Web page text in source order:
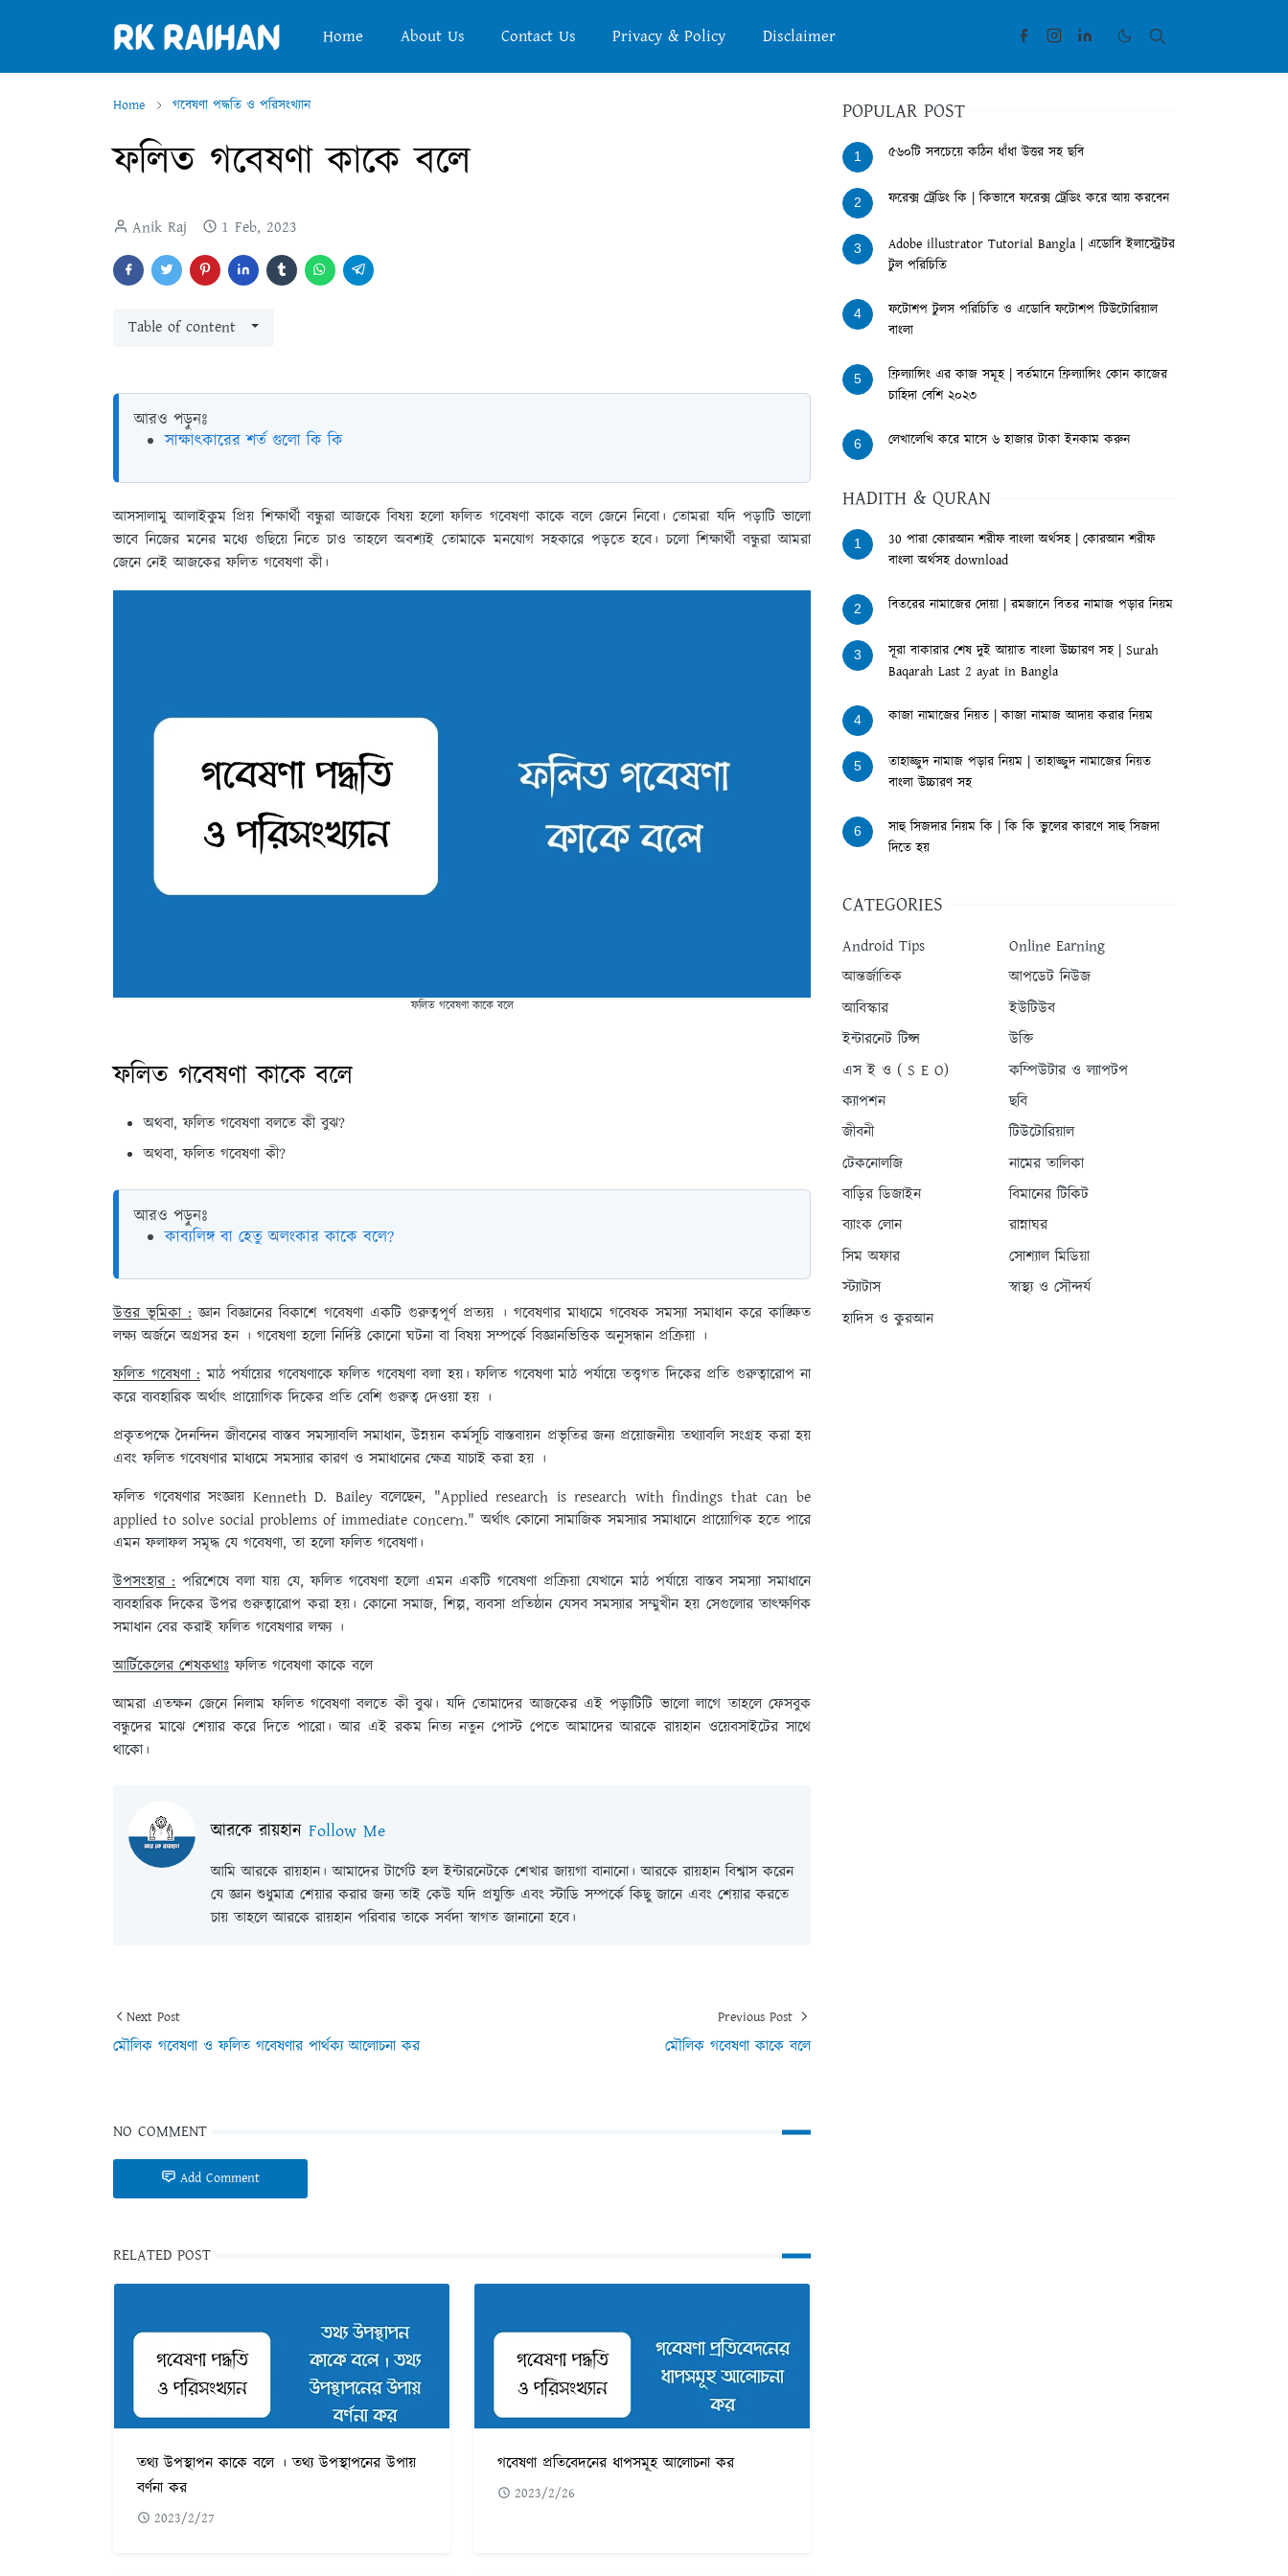
Home About Us Contact Us Privacy & Policy Disclaimer
Home গবেষণা পদ্ধতি ও পরিসংখ্যান
ফলিত গবেষণা কাকে বলে
Anik Raj 1 Feb, 2023
Table of content
আরও পড়ুনঃ
সাক্ষাৎকারের শর্ত গুলো কি কি
আসসালামু আলাইকুম প্রিয় শিক্ষার্থী বন্ধুরা আজকে বিষয় হলো ফলিত গবেষণা কাকে বলে জেনে নিবো। তোমরা যদি পড়াটি ভালো
ভাবে নিজের মনের মধ্যে গুছিয়ে নিতে চাও তাহলে অবশ্যই তোমাকে মনযোগ সহকারে পড়তে হবে। চলো শিক্ষার্থী বন্ধুরা আমরা
জেনে নেই আজকের ফলিত গবেষণা কী।
ফলিত গবেষণা কাকে বলে
ফলিত গবেষণা কাকে বলে
অথবা, ফলিত গবেষণা বলতে কী বুঝ?
অথবা, ফলিত গবেষণা কী?
আরও পড়ুনঃ
কাব্যলিঙ্গ বা হেতু অলংকার কাকে বলে?
উত্তর ভূমিকা : জ্ঞান বিজ্ঞানের বিকাশে গবেষণা একটি গুরুত্বপূর্ণ প্রত্যয় । গবেষণার মাধ্যমে গবেষক সমস্যা সমাধান করে কাঙ্ক্ষিত
লক্ষ্য অর্জনে অগ্রসর হন । গবেষণা হলো নির্দিষ্ট কোনো ঘটনা বা বিষয় সম্পর্কে বিজ্ঞানভিত্তিক অনুসন্ধান প্রক্রিয়া ।
ফলিত গবেষণা : মাঠ পর্যায়ের গবেষণাকে ফলিত গবেষণা বলা হয়। ফলিত গবেষণা মাঠ পর্যায়ে তত্ত্বগত দিকের প্রতি গুরুত্বারোপ না
করে ব্যবহারিক অর্থাৎ প্রায়োগিক দিকের প্রতি বেশি গুরুত্ব দেওয়া হয় ।
প্রকৃতপক্ষে দৈনন্দিন জীবনের বাস্তব সমস্যাবলি সমাধান, উন্নয়ন কর্মসূচি বাস্তবায়ন প্রভৃতির জন্য প্রয়োজনীয় তথ্যাবলি সংগ্রহ করা হয়
এবং ফলিত গবেষণার মাধ্যমে সমস্যার কারণ ও সমাধানের ক্ষেত্র যাচাই করা হয় ।
ফলিত গবেষণার সংজ্ঞায় Kenneth D. Bailey বলেছেন, "Applied research is research with findings that can be
applied to solve social problems of immediate concern." অর্থাৎ কোনো সামাজিক সমস্যার সমাধানে প্রায়োগিক হতে পারে
এমন ফলাফল সমৃদ্ধ যে গবেষণা, তা হলো ফলিত গবেষণা।
উপসংহার :পরিশেষে বলা যায় যে, ফলিত গবেষণা হলো এমন একটি গবেষণা প্রক্রিয়া যেখানে মাঠ পর্যায়ে বাস্তব সমস্যা সমাধানে
ব্যবহারিক দিকের উপর গুরুত্বারোপ করা হয়। কোনো সমাজ, শিল্প, ব্যবসা প্রতিষ্ঠান যেসব সমস্যার সম্মুখীন হয় সেগুলোর তাৎক্ষণিক
সমাধান বের করাই ফলিত গবেষণার লক্ষ্য ।
আর্টিকেলের শেষকথাঃ ফলিত গবেষণা কাকে বলে
আমরা এতক্ষন জেনে নিলাম ফলিত গবেষণা বলতে কী বুঝ। যদি তোমাদের আজকের এই পড়াটিটি ভালো লাগে তাহলে ফেসবুক
বন্ধুদের মাঝে শেয়ার করে দিতে পারো। আর এই রকম নিত্য নতুন পোস্ট পেতে আমাদের আরকে রায়হান ওয়েবসাইটের সাথে
থাকো।
আরকে রায়হান Follow Me
আমি আরকে রায়হান। আমাদের টার্গেট হল ইন্টারনেটকে শেখার জায়গা বানানো। আরকে রায়হান বিশ্বাস করেন
যে জ্ঞান শুধুমাত্র শেয়ার করার জন্য তাই কেউ যদি প্রযুক্তি এবং স্টাডি সম্পর্কে কিছু জানে এবং শেয়ার করতে
চায় তাহলে আরকে রায়হান পরিবার তাকে সর্বদা স্বাগত জানানো হবে।
Next Post
মৌলিক গবেষণা ও ফলিত গবেষণার পার্থক্য আলোচনা কর
Previous Post
মৌলিক গবেষণা কাকে বলে
NO COMMENT
Add Comment
RELATED POST
তথ্য উপস্থাপন কাকে বলে । তথ্য উপস্থাপনের উপায়
বর্ণনা কর
2023/2/27
গবেষণা প্রতিবেদনের ধাপসমূহ আলোচনা কর
2023/2/26
POPULAR POST
1 ৫৬০টি সবচেয়ে কঠিন ধাঁধা উত্তর সহ ছবি
2 ফরেক্স ট্রেডিং কি | কিভাবে ফরেক্স ট্রেডিং করে আয় করবেন
3
Adobe illustrator Tutorial Bangla | এডোবি ইলাস্ট্রেটর
টুল পরিচিতি
4
ফটোশপ টুলস পরিচিতি ও এডোবি ফটোশপ টিউটোরিয়াল
বাংলা
5
ফ্রিল্যান্সিং এর কাজ সমূহ | বর্তমানে ফ্রিল্যান্সিং কোন কাজের
চাহিদা বেশি ২০২৩
6 লেখালেখি করে মাসে ৬ হাজার টাকা ইনকাম করুন
HADITH & QURAN
1
30 পারা কোরআন শরীফ বাংলা অর্থসহ | কোরআন শরীফ
বাংলা অর্থসহ download
2 বিতরের নামাজের দোয়া | রমজানে বিতর নামাজ পড়ার নিয়ম
3
সূরা বাকারার শেষ দুই আয়াত বাংলা উচ্চারণ সহ | Surah
Baqarah Last 2 ayat in Bangla
4 কাজা নামাজের নিয়ত | কাজা নামাজ আদায় করার নিয়ম
5
তাহাজ্জুদ নামাজ পড়ার নিয়ম | তাহাজ্জুদ নামাজের নিয়ত
বাংলা উচ্চারণ সহ
6
সাহু সিজদার নিয়ম কি | কি কি ভুলের কারণে সাহু সিজদা
দিতে হয়
CATEGORIES
Android Tips
Online Earning
আন্তর্জাতিক
আপডেট নিউজ
আবিস্কার
ইউটিউব
ইন্টারনেট টিপ্স
উক্তি
এস ই ও ( S E O)
কম্পিউটার ও ল্যাপটপ
ক্যাপশন
ছবি
জীবনী
টিউটোরিয়াল
টেকনোলজি
নামের তালিকা
বাড়ির ডিজাইন
বিমানের টিকিট
ব্যাংক লোন
রান্নাঘর
সিম অফার
সোশ্যাল মিডিয়া
স্ট্যাটাস
স্বাস্থ্য ও সৌন্দর্য
হাদিস ও কুরআন